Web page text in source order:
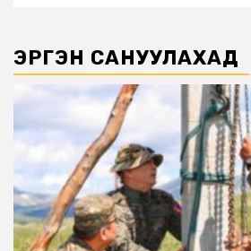
ЭРГЭН САНУУЛАХАД